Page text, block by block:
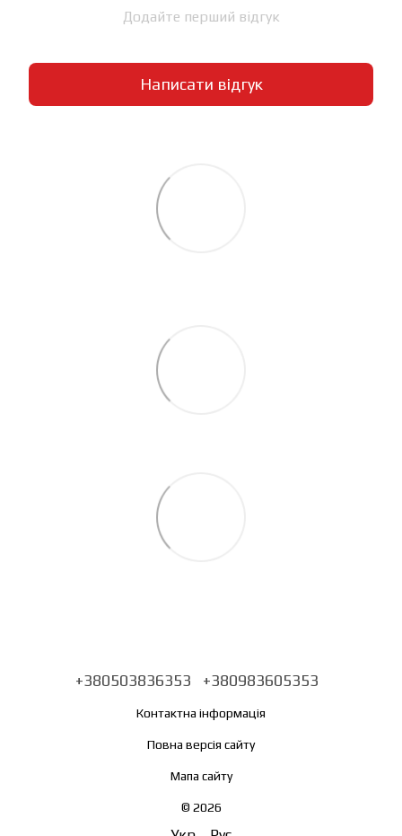
Додайте перший відгук
Написати відгук
+380503836353 +380983605353
Контактна інформація
Повна версія сайту
Мапа сайту
© 2026